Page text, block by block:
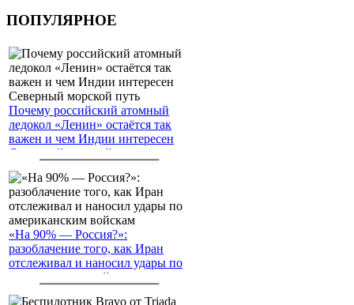
ПОПУЛЯРНОЕ
Почему российский атомный
ледокол «Ленин» остаётся так
важен и чем Индии интересен
Северный морской путь
«На 90% — Россия?»:
разоблачение того, как Иран
отслеживал и наносил удары по
американским войскам